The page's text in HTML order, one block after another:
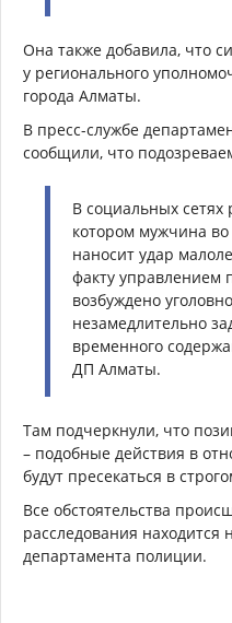
Она также добавила, что
у регионального
города Алматы.
В пресс-службе
сообщили, что
В социальных сетях
котором мужчина
наносит удар
факту управлением
возбуждено
незамедлительно
временного
ДП Алматы.
Там подчеркнули, что
– подобные действия в
будут пресекаться в
Все обстоятельства
расследования находится
департамента полиции.